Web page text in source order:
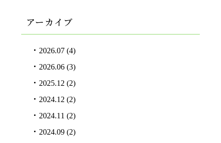
アーカイブ
2026.07(4)
2026.06(3)
2025.12 (2)
2024.12 (2)
2024.11 (2)
2024.09(2)